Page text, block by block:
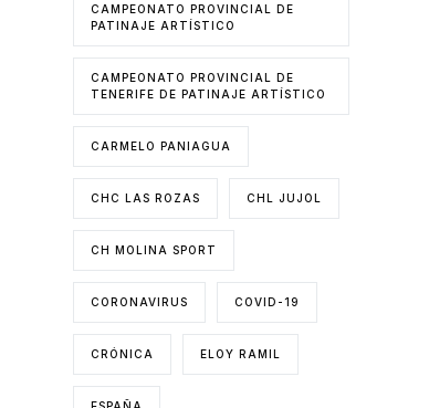
CAMPEONATO PROVINCIAL DE
PATINAJE ARTÍSTICO
CAMPEONATO PROVINCIAL DE
TENERIFE DE PATINAJE ARTÍSTICO
CARMELO PANIAGUA
CHC LAS ROZAS CHL JUJOL
CH MOLINA SPORT
CORONAVIRUS COVID-19
CRÓNICA ELOY RAMIL
ESPAÑA